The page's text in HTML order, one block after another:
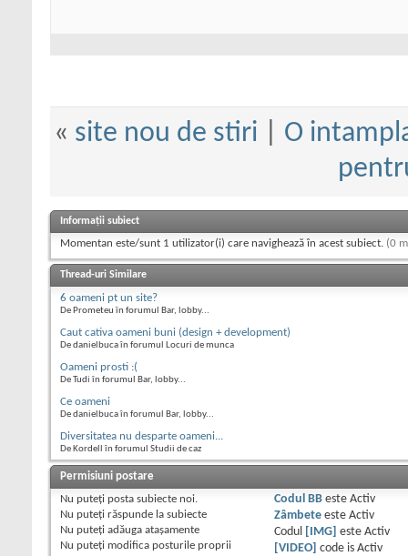
« site nou de stiri
O
Informații subiect
Momentan este/sunt 1 utilizator(i) care navighează în acest subiect. (0
Thread-uri Similare
6 oameni pt un site?
De Prometeu în forumul Bar, lobby...
Caut cativa oameni buni (design + development)
De danielbuca în forumul Locuri de munca
Oameni prosti :(
De Tudi în forumul Bar, lobby...
Ce oameni
De danielbuca în forumul Bar, lobby...
Diversitatea nu desparte oameni...
De Kordell în forumul Studii de caz
Permisiuni postare
Nu puteţi posta subiecte noi.
Nu puteţi răspunde la subiecte
Nu puteţi adăuga ataşamente
Nu puteţi modifica posturile proprii
Codul BBeste Activ
Zâmbeteeste Activ
Codul
[IMG] este Activ
[VIDEO]
code is Activ